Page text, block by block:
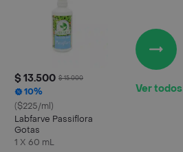
$ 13.500 $ 15.000
10%
($225/ml)
Labfarve Passiflora
Gotas
1 X 60 mL
Ver todos